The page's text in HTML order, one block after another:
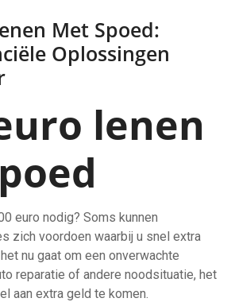
Met Spoed:
Oplossingen
lenen
euro nodig? Soms kunnen
zich voordoen waarbij u snel extra
nu gaat om een onverwachte
reparatie of andere noodsituatie, het
aan extra geld te komen.